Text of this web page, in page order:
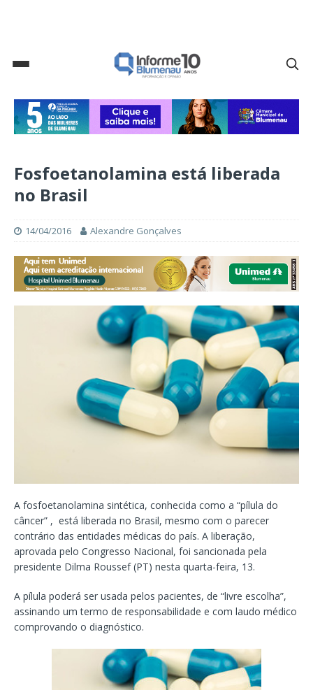
Fosfoetanolamina está liberada
no Brasil
14/04/2016 Alexandre Gonçalves
A fosfoetanolamina sintética, conhecida como a “pílula do
câncer” , está liberada no Brasil, mesmo com o parecer
contrário das entidades médicas do país. A liberação,
aprovada pelo Congresso Nacional, foi sancionada pela
presidente Dilma Roussef (PT) nesta quarta-feira, 13.
A pílula poderá ser usada pelos pacientes, de “livre escolha”,
assinando um termo de responsabilidade e com laudo médico
comprovando o diagnóstico.